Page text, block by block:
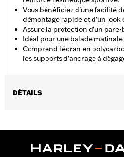
Vous bénéficiez d'une facilité
démontage rapide et d'un look
Assure la protection d'un
Idéal pour une balade
Comprend l'écran en
les supports d'ancrage à
DÉTAILS
Hauteur totale 24.4 pouces Largeur